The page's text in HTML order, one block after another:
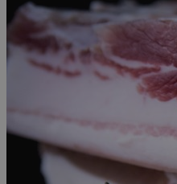
Advocacy & Juridique